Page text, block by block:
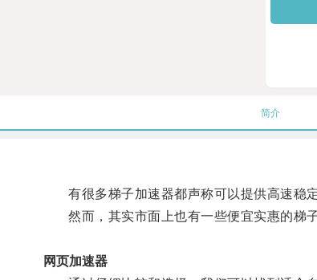
简介
有很多梯子加速器都声称可以提供高速稳定
然而，其实市面上也有一些便宜实惠的梯子
网页加速器